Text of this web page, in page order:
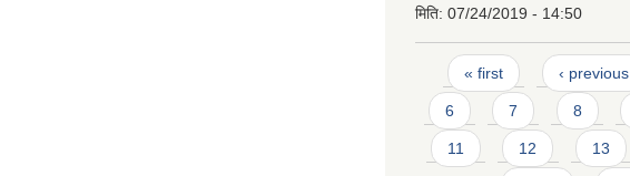
मिति: 07/24/2019 - 14:50
Pages
« first ‹ previous
6 7 8
11 12 13